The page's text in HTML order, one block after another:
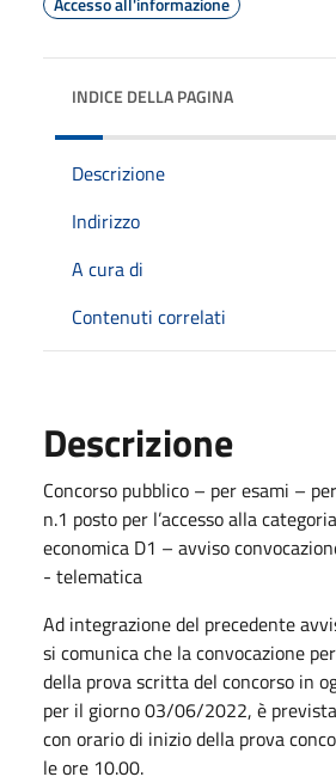
INDICE DELLA PAGINA
Descrizione
Indirizzo
A cura di
Contenuti correlati
Descrizione
Concorso pubblico – per esami –
n.1 posto per l’accesso alla
economica D1 – avviso
- telematica
Ad integrazione del precedente
si comunica che la convocazione
della prova scritta del concorso in
per il giorno 03/06/2022, è
con orario di inizio della prova
le ore 10.00.